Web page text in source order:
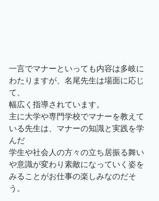
一言でマナーといっても内容は多岐に
わたりますが、名尾先生は場面に応じ
て、
幅広く指導されています。
主に大学や専門学校でマナーを教えて
いる先生は、マナーの知識と実践を学
んだ
学生や社会人の方々の立ち居振る舞い
や意識が変わり素敵になっていく姿を
みることがお仕事の楽しみなのだそ
う。